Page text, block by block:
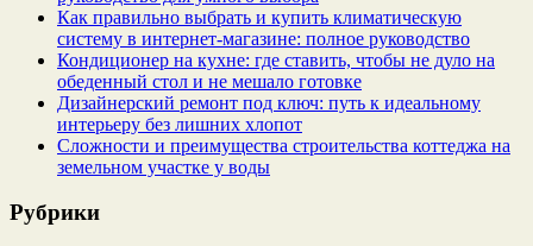
Как правильно выбрать и купить климатическую
систему в интернет‑магазине: полное руководство
Кондиционер на кухне: где ставить, чтобы не дуло на
обеденный стол и не мешало готовке
Дизайнерский ремонт под ключ: путь к идеальному
интерьеру без лишних хлопот
Сложности и преимущества строительства коттеджа на
земельном участке у воды
Рубрики